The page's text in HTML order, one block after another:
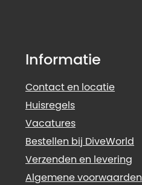
Informatie
Contact en locatie
Huisregels
Vacatures
Bestellen bij DiveWorld
Verzenden en levering
Algemene voorwaarden